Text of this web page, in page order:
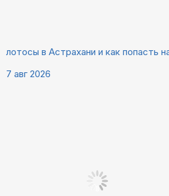
лотосы в Астрахани и как попасть
7 авг 2026